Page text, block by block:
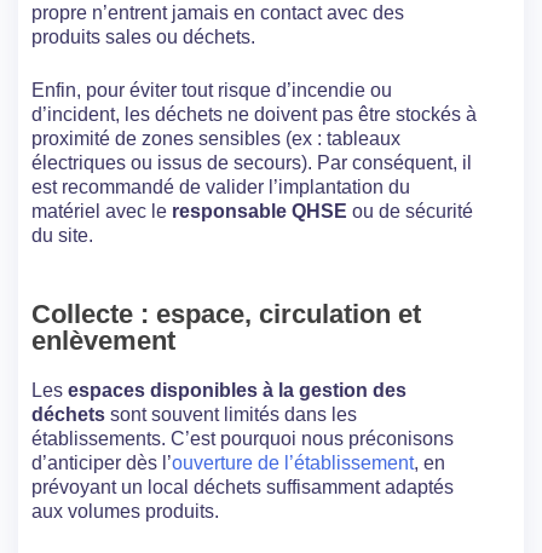
propre n’entrent jamais en contact avec des
produits sales ou déchets.
Enfin, pour éviter tout risque d’incendie ou
d’incident, les déchets ne doivent pas être stockés à
proximité de zones sensibles (ex : tableaux
électriques ou issus de secours). Par conséquent, il
est recommandé de valider l’implantation du
matériel avec le responsable QHSE ou de sécurité
du site.
Collecte : espace, circulation et
enlèvement
Les espaces disponibles à la gestion des
déchets sont souvent limités dans les
établissements. C’est pourquoi nous préconisons
d’anticiper dès l’ouverture de l’établissement, en
prévoyant un local déchets suffisamment adaptés
aux volumes produits.